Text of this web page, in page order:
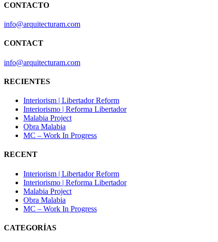
CONTACTO
info@arquitecturam.com
CONTACT
info@arquitecturam.com
RECIENTES
Interiorism | Libertador Reform
Interiorismo | Reforma Libertador
Malabia Project
Obra Malabia
MC – Work In Progress
RECENT
Interiorism | Libertador Reform
Interiorismo | Reforma Libertador
Malabia Project
Obra Malabia
MC – Work In Progress
CATEGORÍAS